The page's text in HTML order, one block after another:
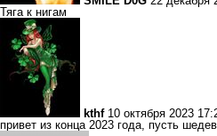
Тяга к нигам
kthf 10 октября 2023
привет из конца 2023 года, пусть